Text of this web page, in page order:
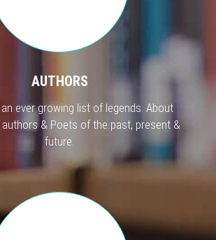
AUTHORS
ever growing list of legends. About
authors & Poets of the past, present &
future.